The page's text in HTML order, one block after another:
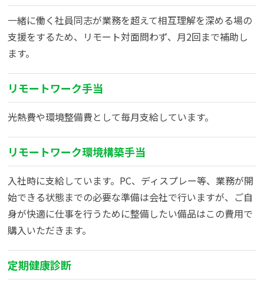
一緒に働く社員同志が業務を超えて相互理解を深める場の
支援をするため、リモート対面問わず、月2回まで補助し
ます。
リモートワーク手当
光熱費や環境整備費として毎月支給しています。
リモートワーク環境構築手当
入社時に支給しています。PC、ディスプレー等、業務が開
始できる状態までの必要な準備は会社で行いますが、ご自
身が快適に仕事を行うために整備したい備品はこの費用で
購入いただきます。
定期健康診断